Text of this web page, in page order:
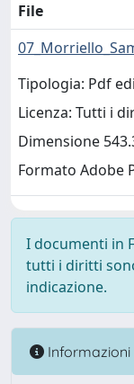
File
Tipologia: Pdf
Licenza: Tutti i
Dimensione
Formato Adobe
I documenti in
tutti i diritti
indicazione.
Informazioni